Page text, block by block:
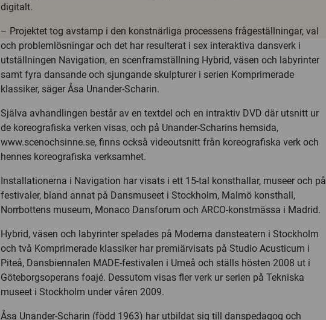
digitalt.
– Projektet tog avstamp i den konstnärliga processens frågeställningar, val
och problemlösningar och det har resulterat i sex interaktiva dansverk i
utställningen Navigation, en scenframställning Hybrid, väsen och labyrinter
samt fyra dansande och sjungande skulpturer i serien Komprimerade
klassiker, säger Åsa Unander-Scharin.
Själva avhandlingen består av en textdel och en intraktiv DVD där utsnitt ur
de koreografiska verken visas, och på Unander-Scharins hemsida,
www.scenochsinne.se, finns också videoutsnitt från koreografiska verk och
hennes koreografiska verksamhet.
Installationerna i Navigation har visats i ett 15-tal konsthallar, museer och på
festivaler, bland annat på Dansmuseet i Stockholm, Malmö konsthall,
Norrbottens museum, Monaco Dansforum och ARCO-konstmässa i Madrid.
Hybrid, väsen och labyrinter spelades på Moderna dansteatern i Stockholm
och två Komprimerade klassiker har premiärvisats på Studio Acusticum i
Piteå, Dansbiennalen MADE-festivalen i Umeå och ställs hösten 2008 ut i
Göteborgsoperans foajé. Dessutom visas fler verk ur serien på Tekniska
museet i Stockholm under våren 2009.
Åsa Unander-Scharin (född 1963) har utbildat sig till danspedagog och